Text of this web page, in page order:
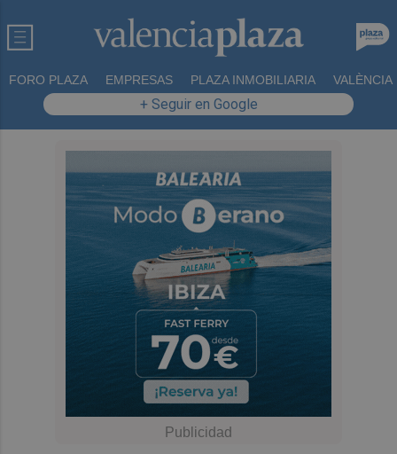
FORO PLAZA EMPRESAS PLAZA INMOBILIARIA VALÈNCIA
+ Seguir en Google